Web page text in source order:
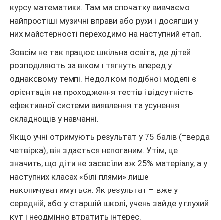
курсу математики. Там ми спочатку вивчаємо
найпростіші музичні вправи або рухи і досягши у
них майстерності переходимо на наступний етап.
Зовсім не так працює шкільна освіта, де дітей
розподіляють за віком і тягнуть вперед у
однаковому темпі. Недоліком подібної моделі є
орієнтація на проходження тестів і відсутність
ефективної системи виявлення та усунення
складнощів у навчанні.
Якщо учні отримують результат у 75 балів (тверда
четвірка), він здається непоганим. Утім, це
значить, що діти не засвоїли аж 25% матеріалу, а у
наступних класах «білі плями» лише
накопичуватимуться. Як результат – вже у
середній, або у старшій школі, учень зайде у глухий
кут і неодмінно втратить інтерес.